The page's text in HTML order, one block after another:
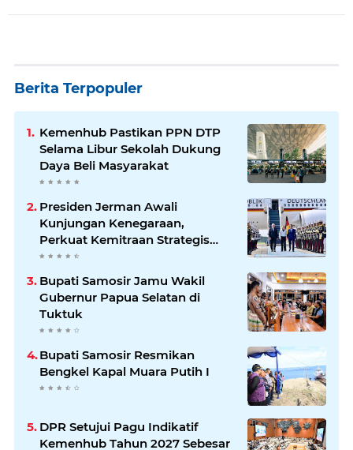
Berita Terpopuler
Kemenhub Pastikan PPN DTP
Selama Libur Sekolah Dukung
Daya Beli Masyarakat
Presiden Jerman Awali
Kunjungan Kenegaraan,
Perkuat Kemitraan Strategis
Indonesia–Jerman
Bupati Samosir Jamu Wakil
Gubernur Papua Selatan di
Tuktuk
Bupati Samosir Resmikan
Bengkel Kapal Muara Putih I
DPR Setujui Pagu Indikatif
Kemenhub Tahun 2027 Sebesar